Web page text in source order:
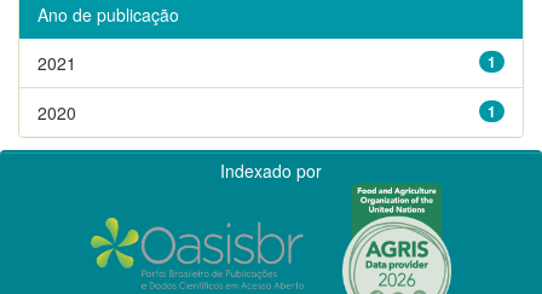
Ano de publicação
1
2021
1
2020
Indexado por